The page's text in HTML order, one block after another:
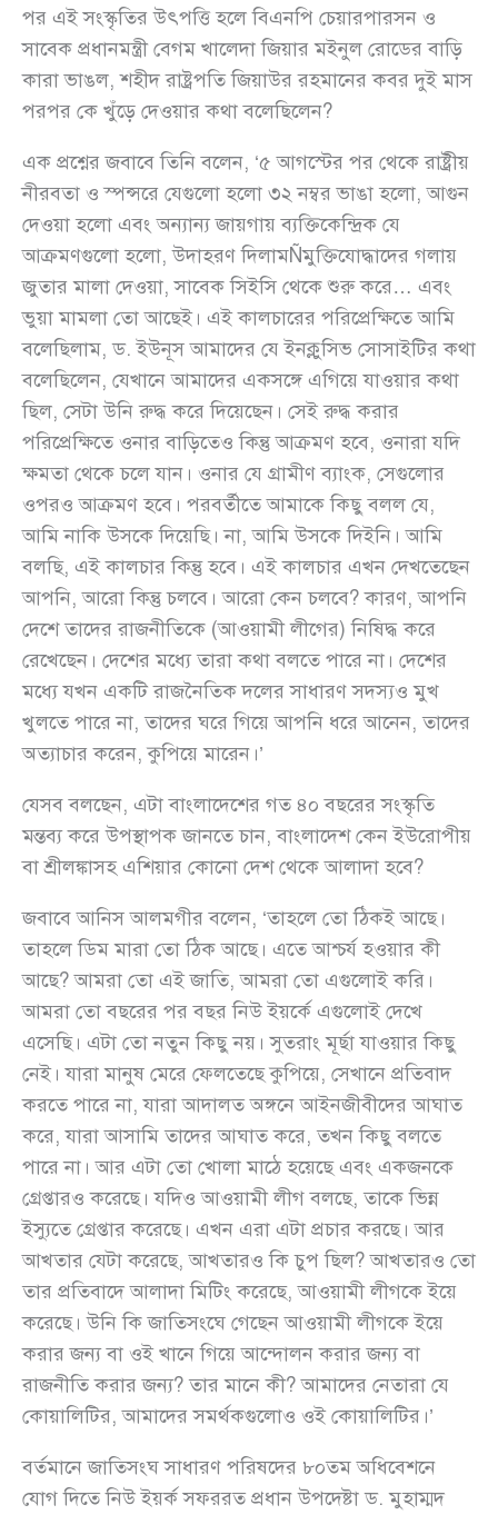
পর এই সংস্কৃতির উৎপত্তি হলে বিএনপি চেয়ারপারসন ও
সাবেক প্রধানমন্ত্রী বেগম খালেদা জিয়ার মইনুল রোডের বাড়ি
কারা ভাঙল, শহীদ রাষ্ট্রপতি জিয়াউর রহমানের কবর দুই মাস
পরপর কে খুঁড়ে দেওয়ার কথা বলেছিলেন?
এক প্রশ্নের জবাবে তিনি বলেন, ‘৫ আগস্টের পর থেকে রাষ্ট্রীয়
নীরবতা ও স্পন্সরে যেগুলো হলো ৩২ নম্বর ভাঙা হলো, আগুন
দেওয়া হলো এবং অন্যান্য জায়গায় ব্যক্তিকেন্দ্রিক যে
আক্রমণগুলো হলো, উদাহরণ দিলামÑমুক্তিযোদ্ধাদের গলায়
জুতার মালা দেওয়া, সাবেক সিইসি থেকে শুরু করে… এবং
ভুয়া মামলা তো আছেই। এই কালচারের পরিপ্রেক্ষিতে আমি
বলেছিলাম, ড. ইউনূস আমাদের যে ইনক্লুসিভ সোসাইটির কথা
বলেছিলেন, যেখানে আমাদের একসঙ্গে এগিয়ে যাওয়ার কথা
ছিল, সেটা উনি রুদ্ধ করে দিয়েছেন। সেই রুদ্ধ করার
পরিপ্রেক্ষিতে ওনার বাড়িতেও কিন্তু আক্রমণ হবে, ওনারা যদি
ক্ষমতা থেকে চলে যান। ওনার যে গ্রামীণ ব্যাংক, সেগুলোর
ওপরও আক্রমণ হবে। পরবর্তীতে আমাকে কিছু বলল যে,
আমি নাকি উসকে দিয়েছি। না, আমি উসকে দিইনি। আমি
বলছি, এই কালচার কিন্তু হবে। এই কালচার এখন দেখতেছেন
আপনি, আরো কিন্তু চলবে। আরো কেন চলবে? কারণ, আপনি
দেশে তাদের রাজনীতিকে (আওয়ামী লীগের) নিষিদ্ধ করে
রেখেছেন। দেশের মধ্যে তারা কথা বলতে পারে না। দেশের
মধ্যে যখন একটি রাজনৈতিক দলের সাধারণ সদস্যও মুখ
খুলতে পারে না, তাদের ঘরে গিয়ে আপনি ধরে আনেন, তাদের
অত্যাচার করেন, কুপিয়ে মারেন।’
যেসব বলছেন, এটা বাংলাদেশের গত ৪০ বছরের সংস্কৃতি
মন্তব্য করে উপস্থাপক জানতে চান, বাংলাদেশ কেন ইউরোপীয়
বা শ্রীলঙ্কাসহ এশিয়ার কোনো দেশ থেকে আলাদা হবে?
জবাবে আনিস আলমগীর বলেন, ‘তাহলে তো ঠিকই আছে।
তাহলে ডিম মারা তো ঠিক আছে। এতে আশ্চর্য হওয়ার কী
আছে? আমরা তো এই জাতি, আমরা তো এগুলোই করি।
আমরা তো বছরের পর বছর নিউ ইয়র্কে এগুলোই দেখে
এসেছি। এটা তো নতুন কিছু নয়। সুতরাং মূর্ছা যাওয়ার কিছু
নেই। যারা মানুষ মেরে ফেলতেছে কুপিয়ে, সেখানে প্রতিবাদ
করতে পারে না, যারা আদালত অঙ্গনে আইনজীবীদের আঘাত
করে, যারা আসামি তাদের আঘাত করে, তখন কিছু বলতে
পারে না। আর এটা তো খোলা মাঠে হয়েছে এবং একজনকে
গ্রেপ্তারও করেছে। যদিও আওয়ামী লীগ বলছে, তাকে ভিন্ন
ইস্যুতে গ্রেপ্তার করেছে। এখন এরা এটা প্রচার করছে। আর
আখতার যেটা করেছে, আখতারও কি চুপ ছিল? আখতারও তো
তার প্রতিবাদে আলাদা মিটিং করেছে, আওয়ামী লীগকে ইয়ে
করেছে। উনি কি জাতিসংঘে গেছেন আওয়ামী লীগকে ইয়ে
করার জন্য বা ওই খানে গিয়ে আন্দোলন করার জন্য বা
রাজনীতি করার জন্য? তার মানে কী? আমাদের নেতারা যে
কোয়ালিটির, আমাদের সমর্থকগুলোও ওই কোয়ালিটির।’
বর্তমানে জাতিসংঘ সাধারণ পরিষদের ৮০তম অধিবেশনে
যোগ দিতে নিউ ইয়র্ক সফররত প্রধান উপদেষ্টা ড. মুহাম্মদ